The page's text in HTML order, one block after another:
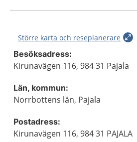
Större karta och reseplanerare
Besöksadress:
Kirunavägen 116, 984 31 Pajala
Län, kommun:
Norrbottens län, Pajala
Postadress:
Kirunavägen 116, 984 31 PAJALA